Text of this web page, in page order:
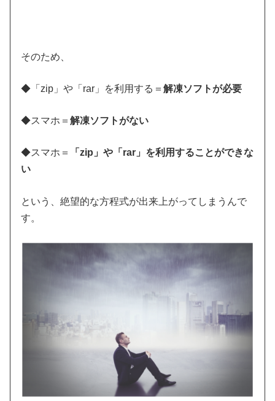
そのため、
◆「zip」や「rar」を利用する＝解凍ソフトが必要
◆スマホ＝解凍ソフトがない
◆スマホ＝
「zip」や「rar」を利用することができな
い
という、絶望的な方程式が出来上がってしまうんで
す。